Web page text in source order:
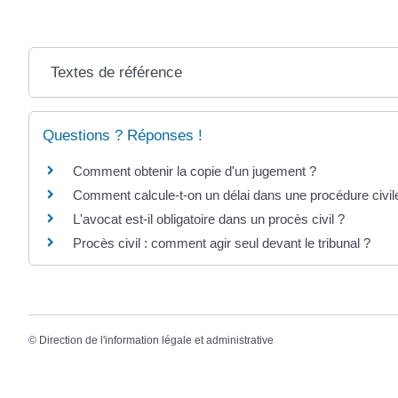
Textes de référence
Questions ? Réponses !
Comment obtenir la copie d'un jugement ?
Comment calcule-t-on un délai dans une procédure
L'avocat est-il obligatoire dans un procès civil ?
Procès civil : comment agir seul devant le tribunal ?
© Direction de l'information légale et administrative